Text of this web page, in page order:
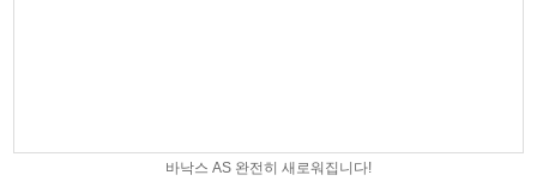
바낙스 AS 완전히 새로워집니다!